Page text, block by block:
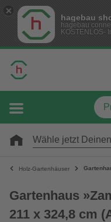
hagebau
hagebau
KOSTENLOS-
Wähle jetzt
Holz-Gartenhäuser
Gartenhaus
211 x 324,8 cm